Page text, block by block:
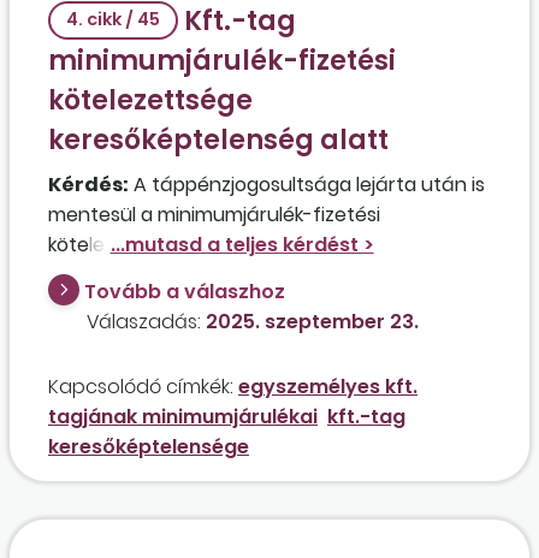
4. cikk / 45
Kft.-tag
minimumjárulék-fizetési
kötelezettsége
keresőképtelenség alatt
Kérdés: A táppénzjogosultsága lejárta után is
mentesül a minimumjárulék-fizetési
kötelezettség alól egy 2025 májusában indult
egyszemélyes kft. tagja, aki társas
vállalkozóként működik közre a cégben, és
emellett heti 10 órás munkaviszonyban áll egy
amelyből kifolyólag mindkét jogviszonyában
hosszú ideig keresőképtelenné vált, de a kft.-
ben hamarosan megszűnik az ellátásra való
jogosultsága?
Tovább a válaszhoz
Válaszadás: 2025. szeptember 23.
Kapcsolódó címkék: egyszemélyes kft.
tagjának minimumjárulékai kft.-tag
keresőképtelensége